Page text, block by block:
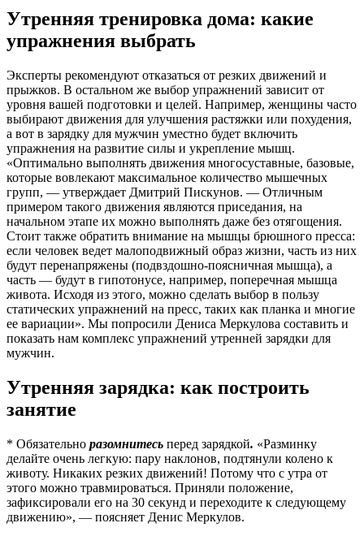
Утренняя тренировка дома: какие
упражнения выбрать
Эксперты рекомендуют отказаться от резких движений и
прыжков. В остальном же выбор упражнений зависит от
уровня вашей подготовки и целей. Например, женщины часто
выбирают движения для улучшения растяжки или похудения,
а вот в зарядку для мужчин уместно будет включить
упражнения на развитие силы и укрепление мышц.
«Оптимально выполнять движения многосуставные, базовые,
которые вовлекают максимальное количество мышечных
групп, — утверждает Дмитрий Пискунов. — Отличным
примером такого движения являются приседания, на
начальном этапе их можно выполнять даже без отягощения.
Стоит также обратить внимание на мышцы брюшного пресса:
если человек ведет малоподвижный образ жизни, часть из них
будут перенапряжены (подвздошно-поясничная мышца), а
часть — будут в гипотонусе, например, поперечная мышца
живота. Исходя из этого, можно сделать выбор в пользу
статических упражнений на пресс, таких как планка и многие
ее вариации». Мы попросили Дениса Меркулова составить и
показать нам комплекс упражнений утренней зарядки для
мужчин.
Утренняя зарядка: как построить
занятие
* Обязательно разомнитесь перед зарядкой. «Разминку
делайте очень легкую: пару наклонов, подтянули колено к
животу. Никаких резких движений! Потому что с утра от
этого можно травмироваться. Приняли положение,
зафиксировали его на 30 секунд и переходите к следующему
движению», — поясняет Денис Меркулов.